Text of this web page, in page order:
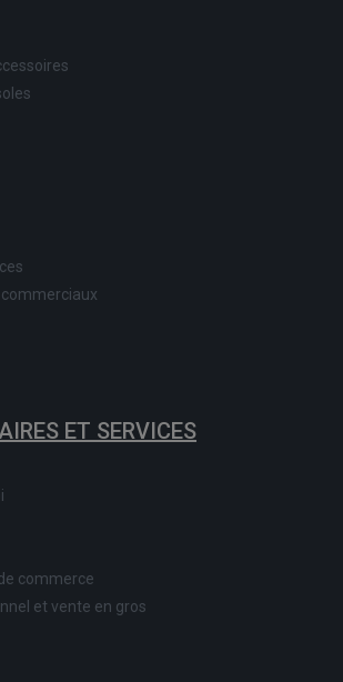
ET SERVICES
commerce
et vente en gros